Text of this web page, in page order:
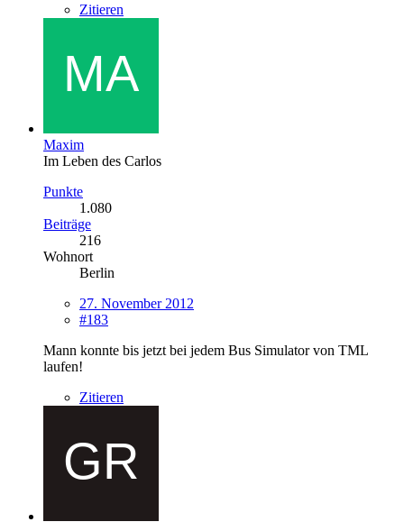
Zitieren
Maxim
Im Leben des Carlos
Punkte
1.080
Beiträge
216
Wohnort
Berlin
27. November 2012
#183
Mann konnte bis jetzt bei jedem Bus Simulator von TML
laufen!
Zitieren